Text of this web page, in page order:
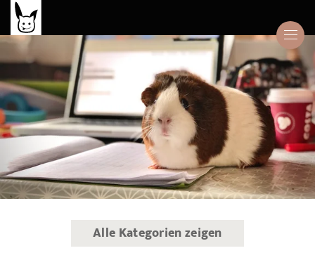
Alle Kategorien zeigen